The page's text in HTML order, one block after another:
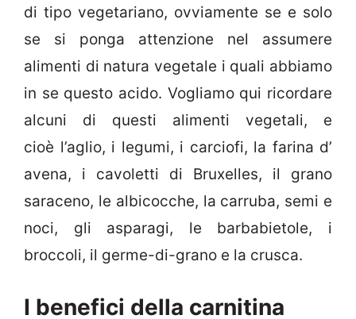
di tipo vegetariano, ovviamente se e solo
se si ponga attenzione nel assumere
alimenti di natura vegetale i quali abbiamo
in se questo acido. Vogliamo qui ricordare
alcuni di questi alimenti vegetali, e
cioè l’aglio, i legumi, i carciofi, la farina d’
avena, i cavoletti di Bruxelles, il grano
saraceno, le albicocche, la carruba, semi e
noci, gli asparagi, le barbabietole, i
broccoli, il germe-di-grano e la crusca.
I benefici della carnitina